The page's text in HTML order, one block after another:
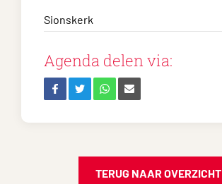
Sionskerk
Agenda delen via:
TERUG NAAR OVERZICHT